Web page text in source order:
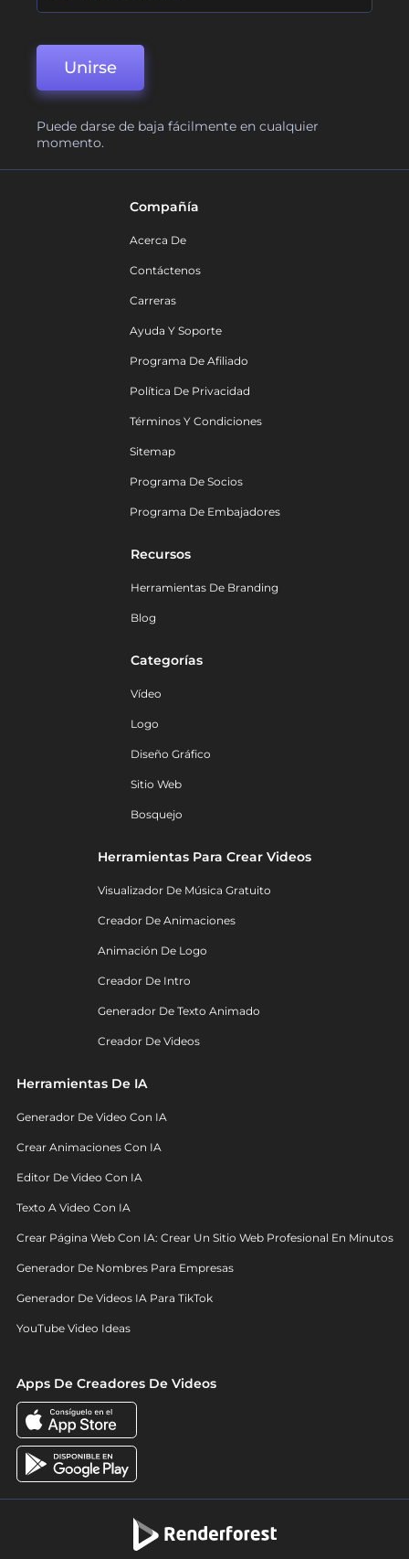
Unirse
Puede darse de baja fácilmente en cualquier
momento.
Compañía
Acerca De
Contáctenos
Carreras
Ayuda Y Soporte
Programa De Afiliado
Política De Privacidad
Términos Y Condiciones
Sitemap
Programa De Socios
Programa De Embajadores
Recursos
Herramientas De Branding
Blog
Categorías
Vídeo
Logo
Diseño Gráfico
Sitio Web
Bosquejo
Herramientas Para Crear Videos
Visualizador De Música Gratuito
Creador De Animaciones
Animación De Logo
Creador De Intro
Generador De Texto Animado
Creador De Videos
Herramientas De IA
Generador De Video Con IA
Crear Animaciones Con IA
Editor De Video Con IA
Texto A Video Con IA
Crear Página Web Con IA: Crear Un Sitio Web Profesional En Minutos
Generador De Nombres Para Empresas
Generador De Videos IA Para TikTok
YouTube Video Ideas
Apps De Creadores De Videos